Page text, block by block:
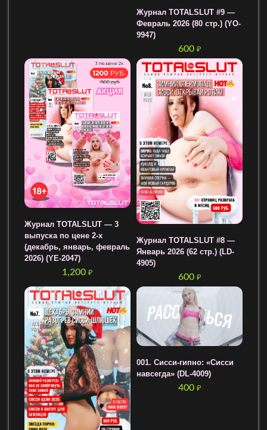
Журнал TOTALSLUT #9 —
Февраль 2026 (80 стр.) (YO-
9947)
600 ₽
Журнал TOTALSLUT — 3
выпуска по цене 2-х
(декабрь, январь, февраль
2026) (YE-2047)
1,200 ₽
Журнал TOTALSLUT #8 —
Январь 2026 (62 стр.) (LD-
4905)
600 ₽
001. Сисси-гипно: «Сисси
навсегда» (DL-4009)
400 ₽